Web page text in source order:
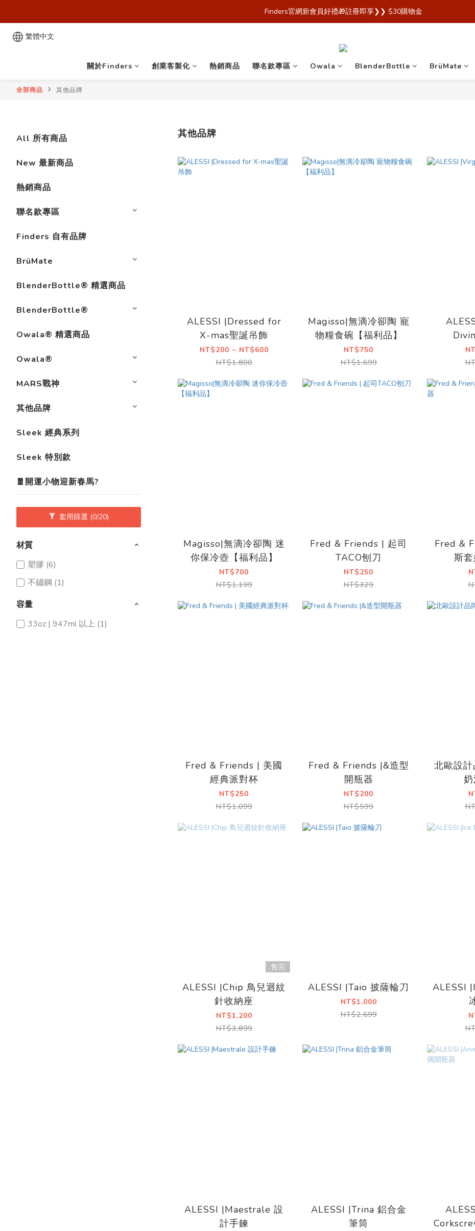
歡迎來到 Finders🎉【Blender Bottle x Owala 台灣官方代理直營商城，購買最安心！
Finders官網新會員好禮🎁註冊即享❯❯ $30購物金
繁體中文
關於Finders 創業客製化 熱銷商品 聯名款專區 Owala BlenderBottle BrüMate
全部商品 其他品牌
All 所有商品
New 最新商品
熱銷商品
聯名款專區
Finders 自有品牌
BrüMate
BlenderBottle® 精選商品
BlenderBottle®
Owala® 精選商品
Owala®
MARS戰神
其他品牌
Sleek 經典系列
Sleek 特別款
🧧開運小物迎新春馬?
套用篩選 (0/20)
材質
塑膠 (6)
不鏽鋼 (1)
容量
33oz | 947ml 以上 (1)
其他品牌
ALESSI |Dressed for
X-mas聖誕吊飾
NT$200 ~ NT$600
NT$1,800
Magisso|無滴冷卻陶 寵
物糧食碗【福利品】
NT$750
NT$1,699
Magisso|無滴冷卻陶 迷
你保冷壺【福利品】
NT$700
NT$1,199
Fred & Friends | 起司
TACO刨刀
NT$250
NT$329
Fred &
斯
Fred & Friends | 美國
經典派對杯
NT$250
NT$1,099
Fred & Friends |&造型
開瓶器
NT$200
NT$599
北歐設
售完
ALESSI |Chip 鳥兒迴紋
針收納座
NT$1,200
NT$3,899
ALESSI |Taio 披薩輪刀
NT$1,000
NT$2,699
ALESSI
ALESSI |Maestrale 設
計手鍊
ALESSI |Trina 鋁合金
筆筒